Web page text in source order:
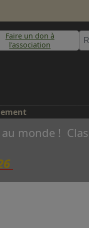
Faire un don à
l'association
monde !